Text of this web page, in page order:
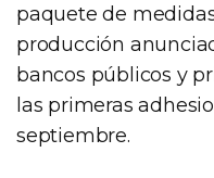
paquete de
producción
bancos públicos y
las primeras
septiembre.